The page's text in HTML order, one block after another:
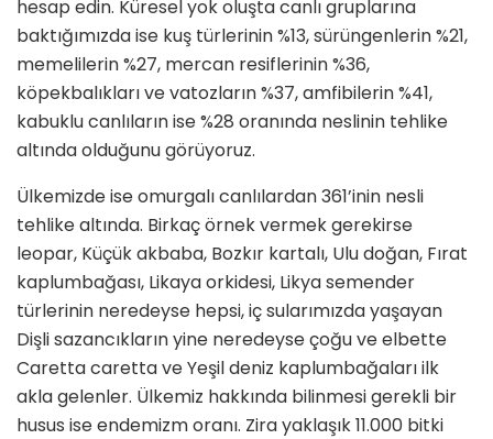
hesap edin. Küresel yok oluşta canlı gruplarına
baktığımızda ise kuş türlerinin %13, sürüngenlerin %21,
memelilerin %27, mercan resiflerinin %36,
köpekbalıkları ve vatozların %37, amfibilerin %41,
kabuklu canlıların ise %28 oranında neslinin tehlike
altında olduğunu görüyoruz.
Ülkemizde ise omurgalı canlılardan 361’inin nesli
tehlike altında. Birkaç örnek vermek gerekirse
leopar, Küçük akbaba, Bozkır kartalı, Ulu doğan, Fırat
kaplumbağası, Likaya orkidesi, Likya semender
türlerinin neredeyse hepsi, iç sularımızda yaşayan
Dişli sazancıkların yine neredeyse çoğu ve elbette
Caretta caretta ve Yeşil deniz kaplumbağaları ilk
akla gelenler. Ülkemiz hakkında bilinmesi gerekli bir
husus ise endemizm oranı. Zira yaklaşık 11.000 bitki